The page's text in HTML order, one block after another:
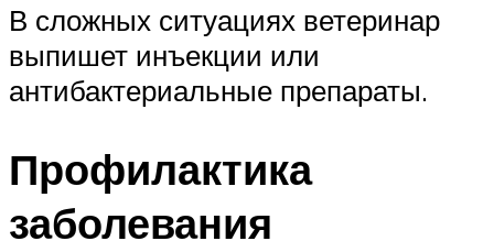
В сложных ситуациях ветеринар
выпишет инъекции или
антибактериальные препараты.
Профилактика
заболевания